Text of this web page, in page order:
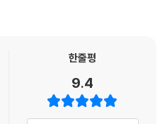
않고 만들어내는 거짓과 왜곡과 공
우울하게 만든다. 이 감정은 전 세계
많은 공포가 이제는 사람들의 감정
세상을 악화시키는 만행을 저지른다
에서
변화하는 세상에서 우리가 매일 조
알아내는 것”이라 단언한다.
멸로 얼룩진 마음을 위로하는 편지인
건너가기 위한 21세기 맞춤 금언서
실은 세상이 이상한 것 아닐까? 어
스와 광고에 이렇게나 노출된 인류는
우리가 느끼는 혼란은 진짜고 세상은
도 덜 휩쓸리며 살고 싶은 사람들에
한줄평
9.4